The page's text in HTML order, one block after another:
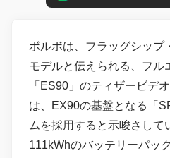
ボルボは、フラッグシップ
モデルと伝えられる、フル
「ES90」のティザービデ
は、EX90の基盤となる「
ムを採用すると示唆さして
111kWhのバッテリーパッ